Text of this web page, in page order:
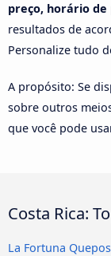
preço, horário
resultados de
Personalize tudo
A propósito: Se
sobre outros
que você pode
Costa Rica:
La Fortuna